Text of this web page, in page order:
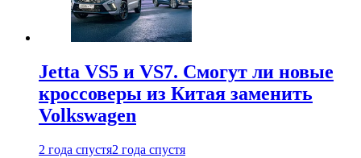
Jetta VS5 и VS7. Смогут ли новые
кроссоверы из Китая заменить
Volkswagen
2 года спустя2 года спустя